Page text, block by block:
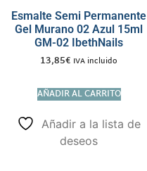
Esmalte Semi Permanente
Gel Murano 02 Azul 15ml
GM-02 IbethNails
13,85€ IVA incluido
AÑADIR AL CARRITO
Añadir a la lista de
deseos